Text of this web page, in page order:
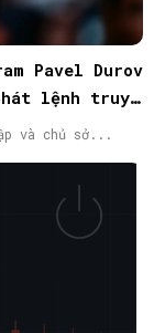
Pavel Durov
lệnh truy
và chủ sở...